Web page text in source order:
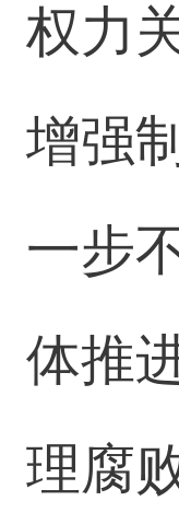
权力
增强
一步
体推
理腐